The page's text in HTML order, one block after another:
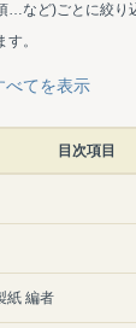
…など)ごとに絞り
。
べてを表示
目次項目
紙 編者